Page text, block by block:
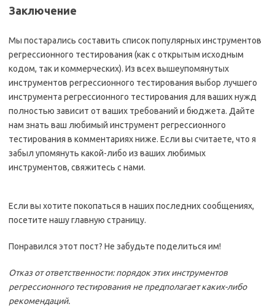
Заключение
Мы постарались составить список популярных инструментов
регрессионного тестирования (как с открытым исходным
кодом, так и коммерческих). Из всех вышеупомянутых
инструментов регрессионного тестирования выбор лучшего
инструмента регрессионного тестирования для ваших нужд
полностью зависит от ваших требований и бюджета. Дайте
нам знать ваш любимый инструмент регрессионного
тестирования в комментариях ниже. Если вы считаете, что я
забыл упомянуть какой-либо из ваших любимых
инструментов, свяжитесь с нами.
Если вы хотите покопаться в наших последних сообщениях,
посетите нашу главную страницу.
Понравился этот пост? Не забудьте поделиться им!
Отказ от ответственности: порядок этих инструментов
регрессионного тестирования не предполагает каких-либо
рекомендаций.